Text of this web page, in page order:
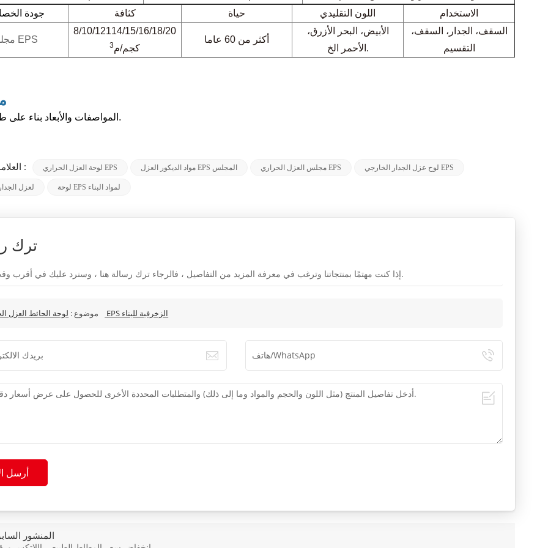
جودة
كثافة حياة اللون التقليدي الاستخدام
مجلس EPS
8/10/12114/15/16/18/20
كجم/م3
أكثر من 60 عاما
الأبيض، البحر الأزرق،
الأحمر الخ.
السقف، الجدار، السقف،
التقسيم
المواصفات والأبعاد بناء على طلب العميل.
العلامات الساخنة : لوحة العزل الحراري EPS مواد الديكور العزل EPS المجلس مجلس العزل الحراري EPS لوح عزل الجدار الخارجي EPS
لوحة EPS لعزل الجدار لوحة EPS لمواد البناء
ترك
إذا كنت مهتمًا بمنتجاتنا وترغب في معرفة المزيد من التفاصيل ، فالرجاء ترك رسالة هنا ، وسنرد عليك في أقرب وقت ممكن.
موضوع : لوحة الحائط العزل الخارجي EPS الزخرفية للبناء
أرسل
المنشور